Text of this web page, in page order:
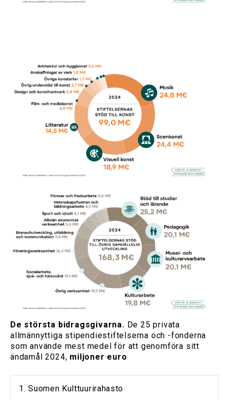
De största bidragsgivarna. De 25 privata
allmännyttiga stipendiestiftelserna och -fonderna
som använde mest medel för att genomföra sitt
ändamål 2024, miljoner euro
1. Suomen Kulttuurirahasto